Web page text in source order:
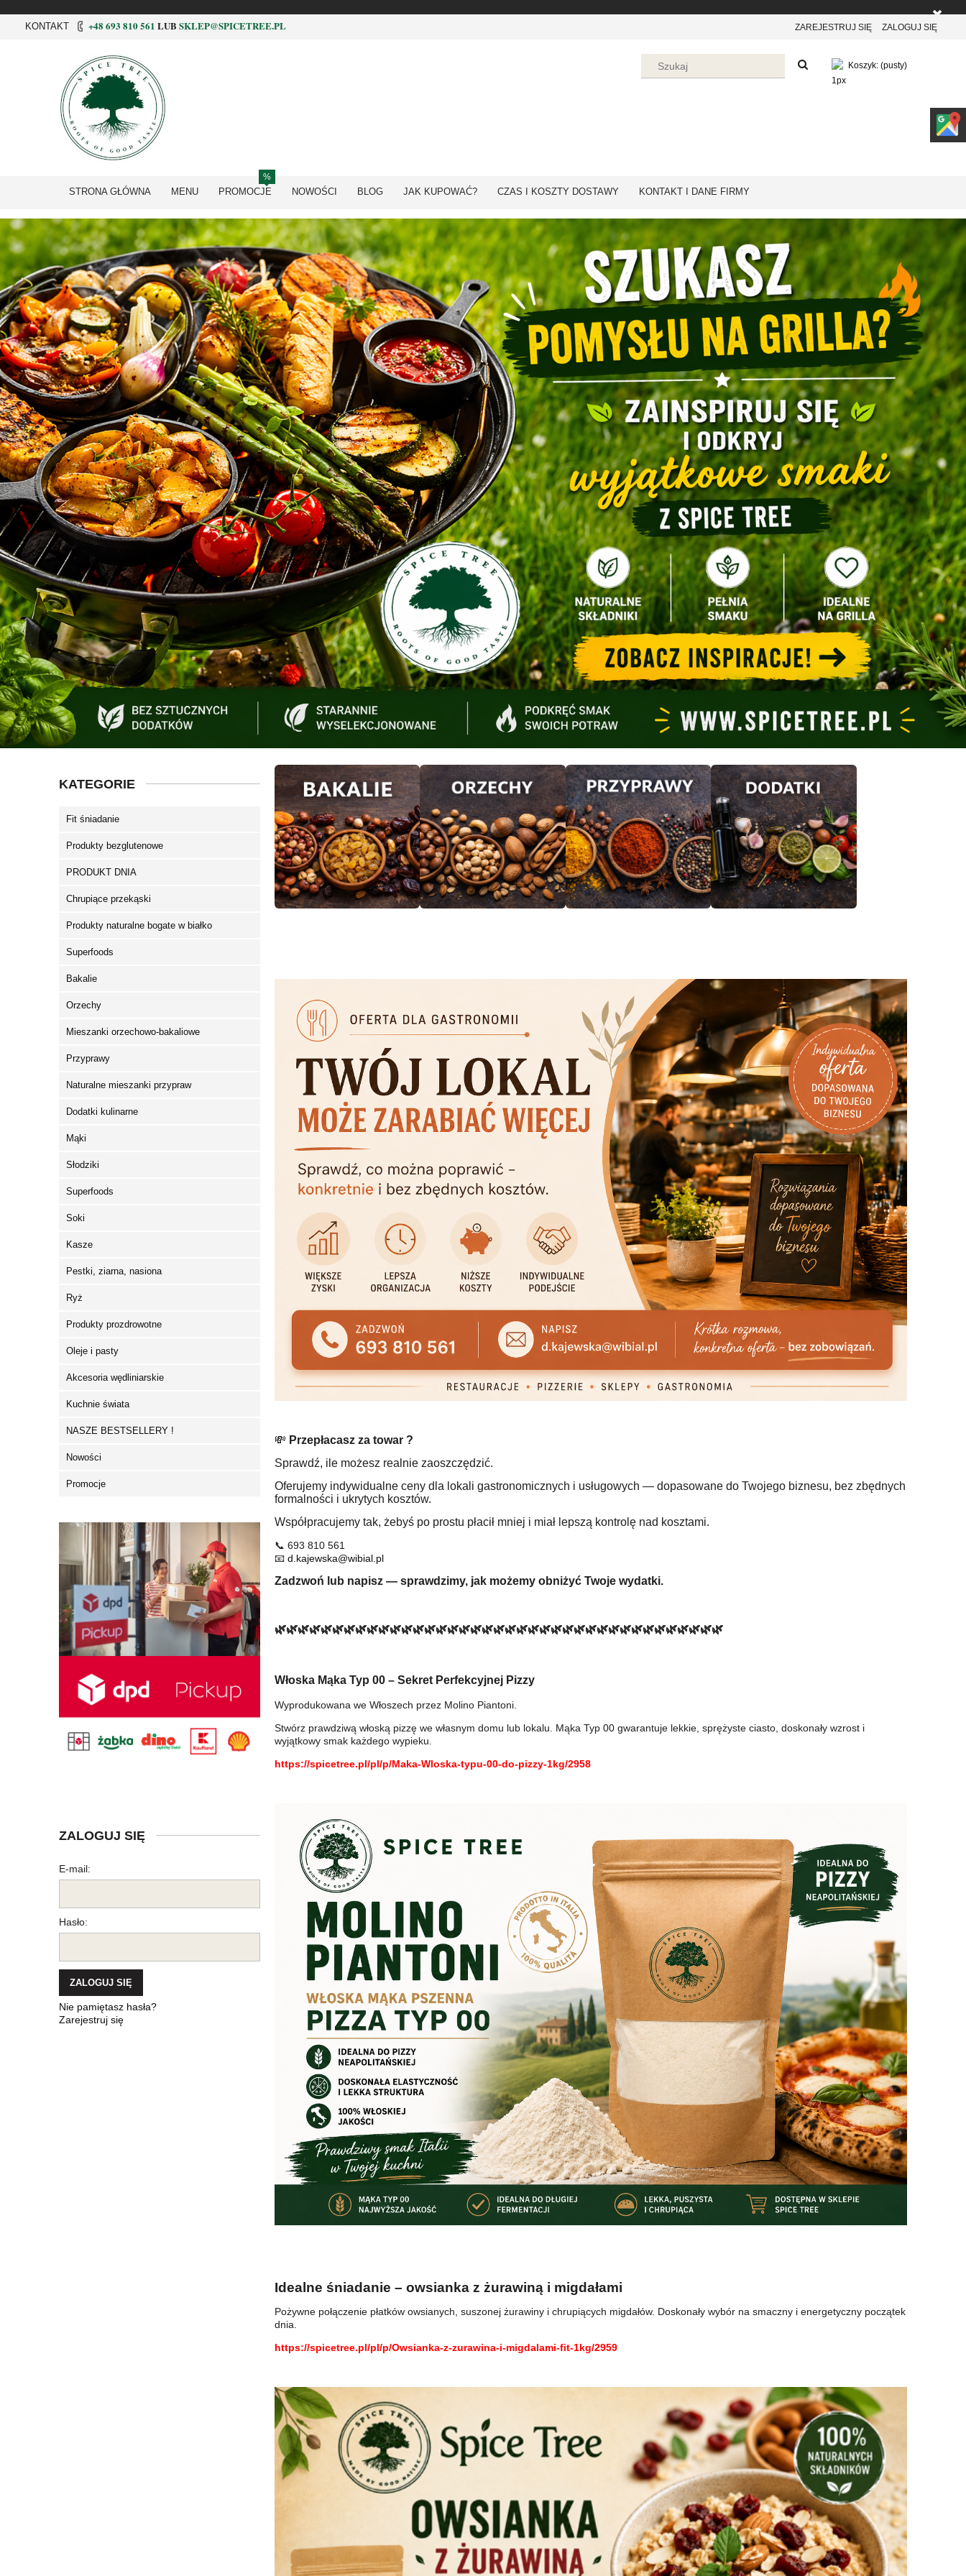
KONTAKT +48 693 810 561 LUB SKLEP@SPICETREE.PL ZAREJESTRUJ SIĘ ZALOGUJ SIĘ
Koszyk: (pusty)
STRONA GŁÓWNA MENU PROMOCJE NOWOŚCI BLOG JAK KUPOWAĆ? CZAS I KOSZTY DOSTAWY KONTAKT I DANE FIRMY
KATEGORIE
Fit śniadanie
Produkty bezglutenowe
PRODUKT DNIA
Chrupiące przekąski
Produkty naturalne bogate w białko
Superfoods
Bakalie
Orzechy
Mieszanki orzechowo-bakaliowe
Przyprawy
Naturalne mieszanki przypraw
Dodatki kulinarne
Mąki
Słodziki
Superfoods
Soki
Kasze
Pestki, ziarna, nasiona
Ryż
Produkty prozdrowotne
Oleje i pasty
Akcesoria wędliniarskie
Kuchnie świata
NASZE BESTSELLERY !
Nowości
Promocje
ZALOGUJ SIĘ
E-mail:
Hasło:
ZALOGUJ SIĘ
Nie pamiętasz hasła?
Zarejestruj się
💸 Przepłacasz za towar ?
Sprawdź, ile możesz realnie zaoszczędzić.
Oferujemy indywidualne ceny dla lokali gastronomicznych i usługowych — dopasowane do Twojego biznesu, bez zbędnych
formalności i ukrytych kosztów.
Współpracujemy tak, żebyś po prostu płacił mniej i miał lepszą kontrolę nad kosztami.
📞 693 810 561
📧 d.kajewska@wibial.pl
Zadzwoń lub napisz — sprawdzimy, jak możemy obniżyć Twoje wydatki.
🌿🌿🌿🌿🌿🌿🌿🌿🌿🌿🌿🌿🌿🌿🌿🌿🌿🌿🌿🌿🌿🌿🌿🌿🌿🌿🌿🌿🌿🌿🌿🌿🌿🌿🌿🌿🌿🌿🌿
Włoska Mąka Typ 00 – Sekret Perfekcyjnej Pizzy
Wyprodukowana we Włoszech przez Molino Piantoni.
Stwórz prawdziwą włoską pizzę we własnym domu lub lokalu. Mąka Typ 00 gwarantuje lekkie, sprężyste ciasto, doskonały wzrost i
wyjątkowy smak każdego wypieku.
https://spicetree.pl/pl/p/Maka-Wloska-typu-00-do-pizzy-1kg/2958
Idealne śniadanie – owsianka z żurawiną i migdałami
Pożywne połączenie płatków owsianych, suszonej żurawiny i chrupiących migdałów. Doskonały wybór na smaczny i energetyczny początek
dnia.
https://spicetree.pl/pl/p/Owsianka-z-zurawina-i-migdalami-fit-1kg/2959